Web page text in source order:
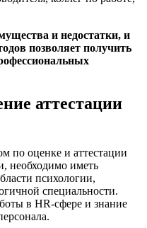
и недостатки, и
позволяет получить
аттестации
по оценке и аттестации
необходимо иметь
психологии,
специальности.
в HR-сфере и знание